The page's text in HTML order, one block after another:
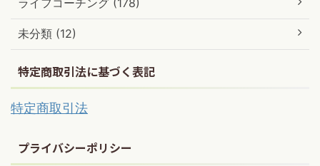
未分類 (12)
特定商取引法に基づく表記
特定商取引法
プライバシーポリシー